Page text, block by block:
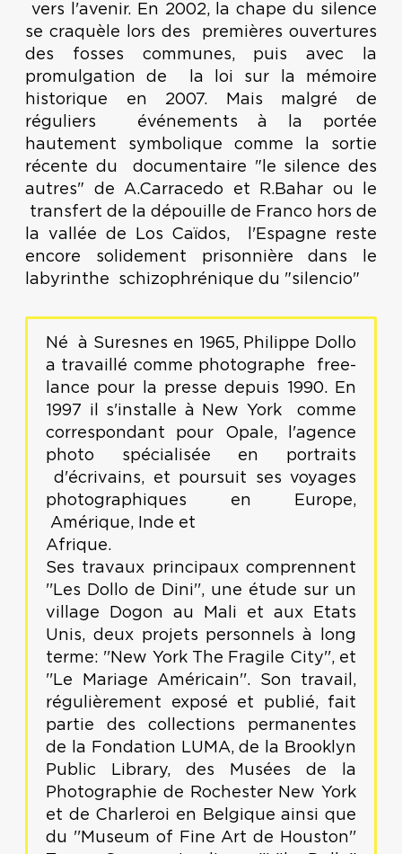
vers l'avenir. En 2002, la chape du silence
se craquèle lors des premières ouvertures
des fosses communes, puis avec la
promulgation de la loi sur la mémoire
historique en 2007. Mais malgré de
réguliers événements à la portée
hautement symbolique comme la sortie
récente du documentaire "le silence des
autres" de A.Carracedo et R.Bahar ou le
transfert de la dépouille de Franco hors de
la vallée de Los Caïdos, l'Espagne reste
encore solidement prisonnière dans le
labyrinthe schizophrénique du "silencio"
Né à Suresnes en 1965, Philippe Dollo
a travaillé comme photographe free-
lance pour la presse depuis 1990. En
1997 il s'installe à New York comme
correspondant pour Opale, l'agence
photo spécialisée en portraits
d'écrivains, et poursuit ses voyages
photographiques en Europe,
Amérique, Inde et
Afrique.
Ses travaux principaux comprennent
''Les Dollo de Dini'', une étude sur un
village Dogon au Mali et aux Etats
Unis, deux projets personnels à long
terme: ''New York The Fragile City'', et
''Le Mariage Américain''. Son travail,
régulièrement exposé et publié, fait
partie des collections permanentes
de la Fondation LUMA, de la Brooklyn
Public Library, des Musées de la
Photographie de Rochester New York
et de Charleroi en Belgique ainsi que
du ''Museum of Fine Art de Houston''